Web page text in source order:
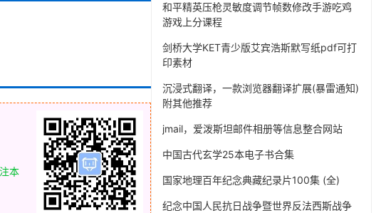
本
和平精英压枪灵敏度调节帧数修改手游吃鸡
游戏上分课程
剑桥大学KET青少版艾宾浩斯默写纸pdf可打
印素材
沉浸式翻译，一款浏览器翻译扩展(暴雷通知)
附其他推荐
jmail，爱泼斯坦邮件相册等信息整合网站
中国古代玄学25本电子书合集
国家地理百年纪念典藏纪录片100集 (全)
纪念中国人民抗日战争暨世界反法西斯战争